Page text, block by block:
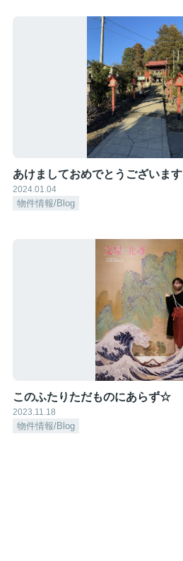
あけましておめでとうございます
2024.01.04
物件情報/Blog
このふたりただものにあらず☆
2023.11.18
物件情報/Blog